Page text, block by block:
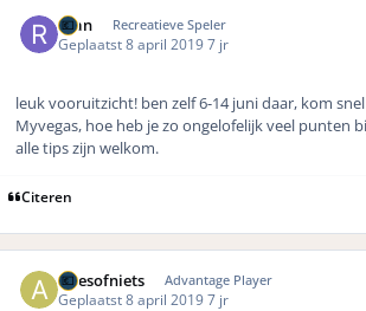
ryan Recreatieve Speler
Geplaatst8 april 20197 jr
leuk vooruitzicht! ben zelf 6-14 juni daar, kom
Myvegas, hoe heb je zo ongelofelijk veel punten
alle tips zijn welkom.
Citeren
Allesofniets Advantage Player
Geplaatst8 april 20197 jr